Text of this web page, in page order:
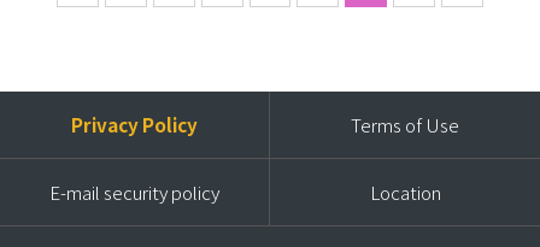
Privacy Policy Terms of Use
E-mail security policy Location